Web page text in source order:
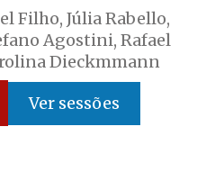
Filho, Júlia Rabello,
Agostini, Rafael
Dieckmmann
Ver sessões